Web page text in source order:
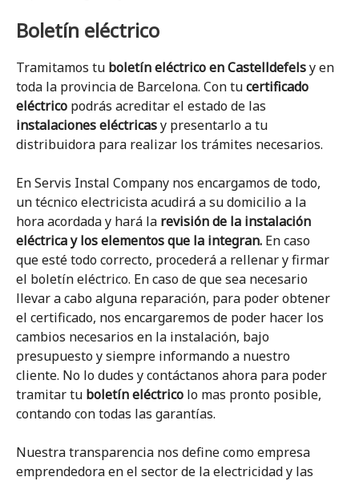
Boletín eléctrico
Tramitamos tu boletín eléctrico en Castelldefelsy en
toda la provincia de Barcelona. Con tucertificado
eléctrico podrás acreditar el estado de las
instalaciones eléctricasy presentarlo a tu
distribuidora para realizar los trámites necesarios.
En Servis Instal Company nos encargamos de todo,
un técnico electricista acudirá a su domicilio a la
hora acordada y hará la revisión de la instalación
eléctrica y los elementos que la integran. En caso
que esté todo correcto, procederá a rellenar y firmar
el boletín eléctrico. En caso de que sea necesario
llevar a cabo alguna reparación, para poder obtener
el certificado, nos encargaremos de poder hacer los
cambios necesarios en la instalación, bajo
presupuesto y siempre informando a nuestro
cliente. No lo dudes y contáctanos ahora para poder
tramitar tu boletín eléctrico lo mas pronto posible,
contando con todas las garantías.
Nuestra transparencia nos define como empresa
emprendedora en el sector de la electricidad y las